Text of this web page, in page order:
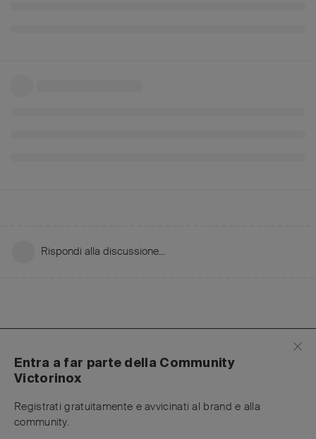
Rispondi alla discussione...
Entra a far parte della Community
Victorinox
Registrati gratuitamente e avvicinati al brand e alla
community.